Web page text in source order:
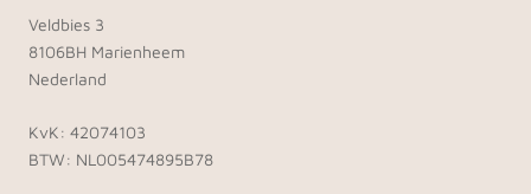
Veldbies 3
8106BH Marienheem
Nederland
KvK: 42074103
BTW: NL005474895B78